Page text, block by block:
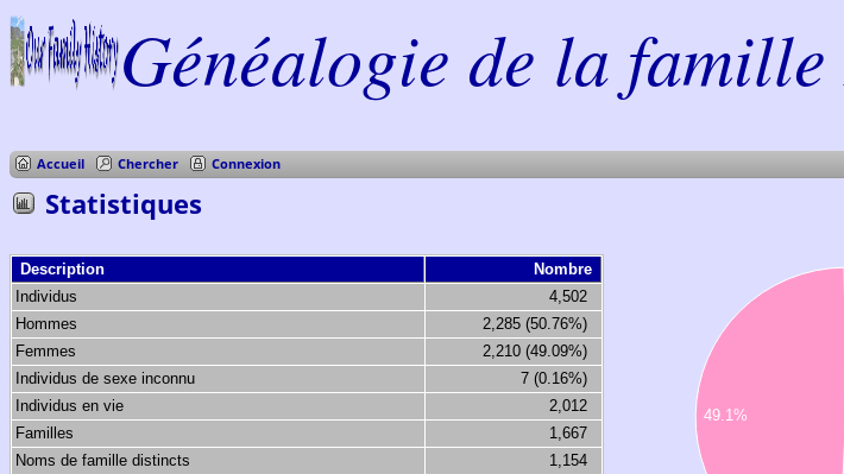
Généalogie de la
Accueil Chercher Connexion
Statistiques
Description
Nombre
Individus
4,502
Hommes
2,285 (50.76%)
Femmes
2,210 (49.09%)
Individus de sexe inconnu
7 (0.16%)
Individus en vie
2,012
Familles
1,667
Noms de famille distincts
1,154
49.1%
800
1000
1200
1400
1600
1800
2000
2200
2400